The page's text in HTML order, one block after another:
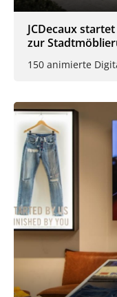
JCDecaux
zur
150 animierte